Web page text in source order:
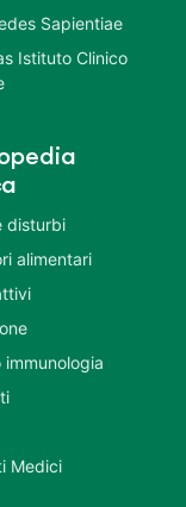
Sapientiae
Istituto Clinico
disturbi
alimentari
immunologia
Medici